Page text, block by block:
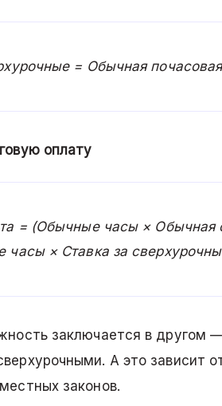
= Обычная
оплату
= (Обычные часы × Обычная
часы × Ставка за
заключается в другом
А это зависит
законов.